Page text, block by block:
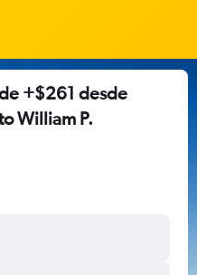
+$261 desde
William P.